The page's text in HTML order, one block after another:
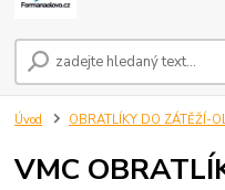
Úvod OBRATLÍKY DO ZÁTĚŽÍ-
VMC